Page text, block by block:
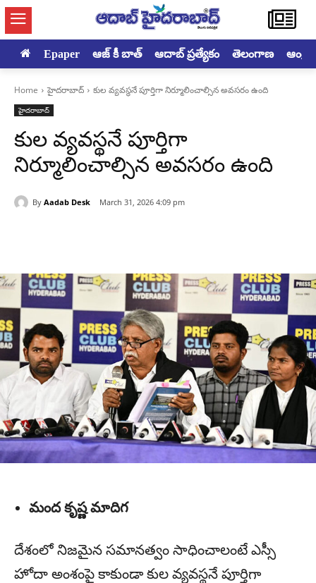
Epaper ఆజ్ కీ బాత్ ఆదాబ్ ప్రత్యేకం తెలంగాణ
Home హైదరాబాద్‌ కుల వ్యవస్థనే పూర్తిగా నిర్మూలించాల్సిన అవసరం ఉంది
హైదరాబాద్‌
కుల వ్యవస్థనే పూర్తిగా
నిర్మూలించాల్సిన అవసరం ఉంది
By Aadab Desk March 31, 2026 4:09 pm
మంద కృష్ణ మాదిగ
దేశంలో నిజమైన సమానత్వం సాధించాలంటే ఎస్సీ
హోదా అంశంపై కాకుండా కుల వ్యవస్థనే పూర్తిగా